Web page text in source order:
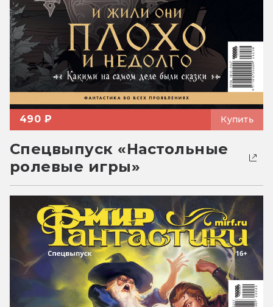
490 ₽ Купить
Спецвыпуск «Настольные
ролевые игры»